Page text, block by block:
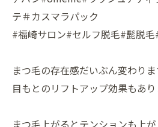
テ＃カスマラパック
#福崎サロン#セルフ脱毛#髭脱
まつ毛の存在感だいぶん変わりま
目もとのリフトアップ効果もあ
まつ毛上がるとテンションも上